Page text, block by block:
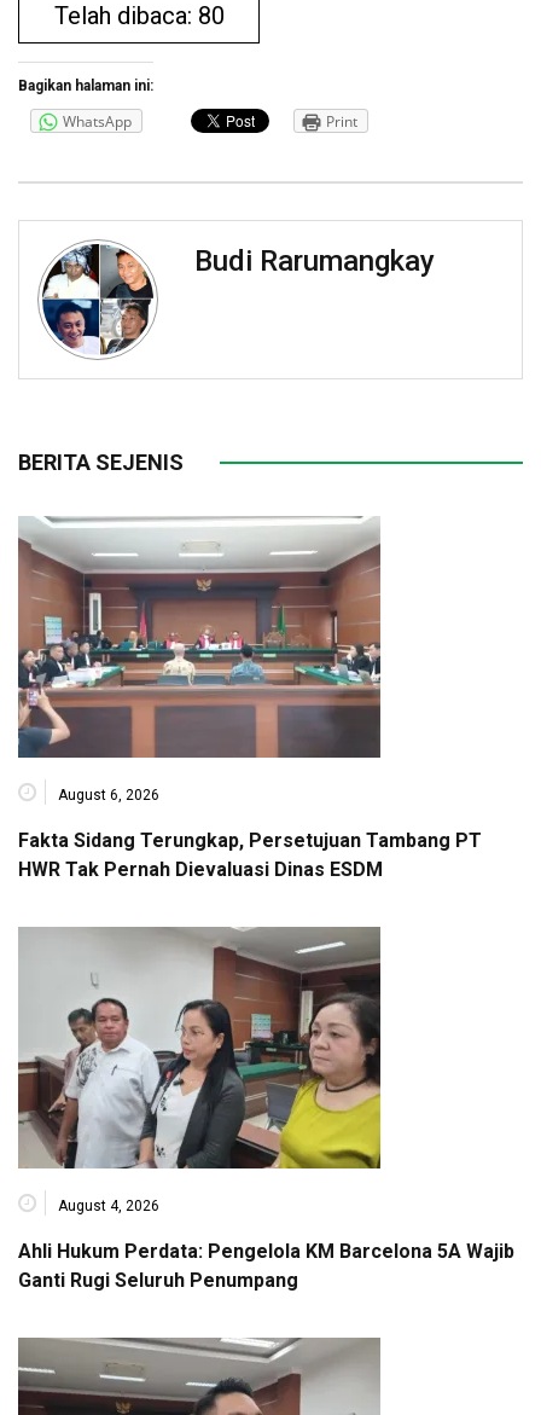
Telah dibaca: 80
Bagikan halaman ini:
WhatsApp Print
Budi Rarumangkay
BERITA SEJENIS
August 6, 2026
Fakta Sidang Terungkap, Persetujuan Tambang PT
HWR Tak Pernah Dievaluasi Dinas ESDM
August 4, 2026
Ahli Hukum Perdata: Pengelola KM Barcelona 5A Wajib
Ganti Rugi Seluruh Penumpang